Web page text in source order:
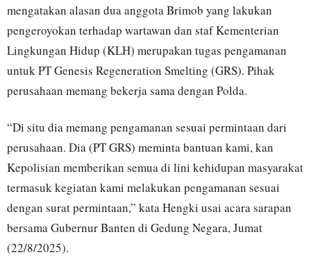
mengatakan alasan dua anggota Brimob yang lakukan
pengeroyokan terhadap wartawan dan staf Kementerian
Lingkungan Hidup (KLH) merupakan tugas pengamanan
untuk PT Genesis Regeneration Smelting (GRS). Pihak
perusahaan memang bekerja sama dengan Polda.
“Di situ dia memang pengamanan sesuai permintaan dari
perusahaan. Dia (PT GRS) meminta bantuan kami, kan
Kepolisian memberikan semua di lini kehidupan masyarakat
termasuk kegiatan kami melakukan pengamanan sesuai
dengan surat permintaan,” kata Hengki usai acara sarapan
bersama Gubernur Banten di Gedung Negara, Jumat
(22/8/2025).